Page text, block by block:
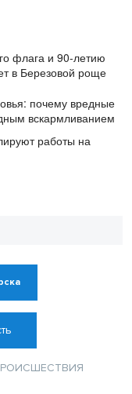
флага и 90-летию
в Березовой роще
почему вредные
вскармливанием
работы на